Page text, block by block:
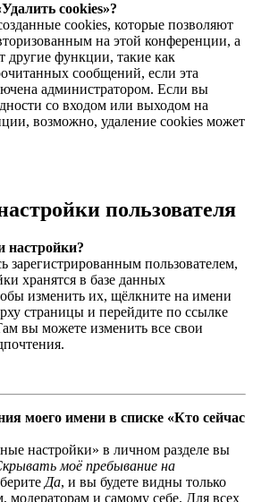
cookies»?
cookies, которые позволяют
на этой конференции, а
другие функции, такие как
сообщений, если эта
администратором. Если вы
со входом или выходом на
возможно, удаление cookies может
пользователя
настройки?
зарегистрированным пользователем,
хранятся в базе данных
изменить их, щёлкните на имени
страницы и перейдите по ссылке
вы можете изменить все свои
моего имени в списке «Кто сейчас
настройки» в личном разделе вы
моё пребывание на
Да, и вы будете видны только
модераторам и самому себе. Для всех